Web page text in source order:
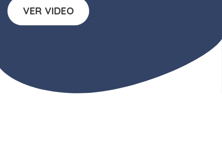
VER VIDEO